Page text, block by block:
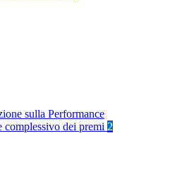
sulla Performance
complessivo dei premi 2